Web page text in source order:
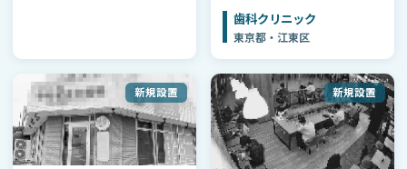
歯科クリニック
東京都・江東区
新規設置 新規設置